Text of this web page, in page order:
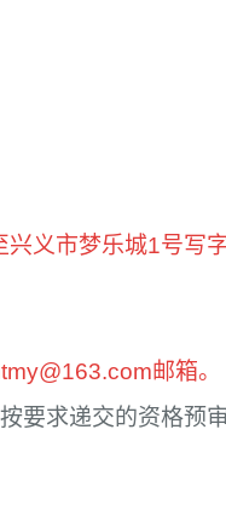
义市梦乐城1号写
邮箱。
要求递交的资格预